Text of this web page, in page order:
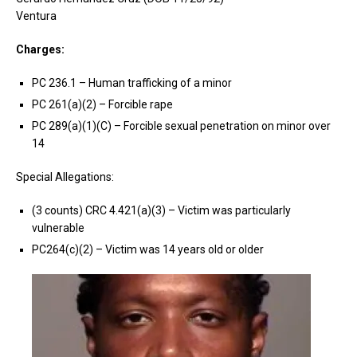
Ventura
Charges:
PC 236.1 – Human trafficking of a minor
PC 261(a)(2) – Forcible rape
PC 289(a)(1)(C) – Forcible sexual penetration on minor over
14
Special Allegations:
(3 counts) CRC 4.421(a)(3) – Victim was particularly
vulnerable
PC264(c)(2) – Victim was 14 years old or older